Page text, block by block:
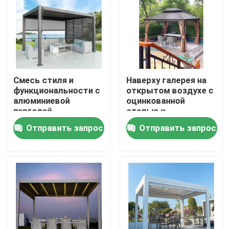
Дом
Продукты
Путешествие фабрики
Проверка качества
Смесь стиля и
функциональности с
алюминиевой
перголой
Отправить запрос
Наверху галерея на
открытом воздухе с
оцинкованной
сталью и
металлической
крышей
Отправить запрос